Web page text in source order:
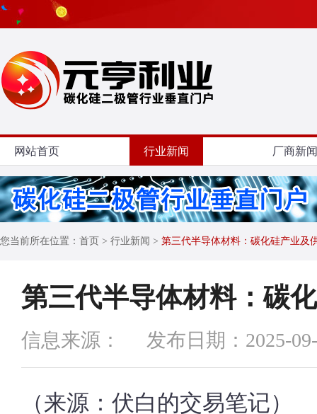
网站首页 行业新闻 厂商新
您当前所在位置： 首页 > 行业新闻 > 第三代半导体材料：碳化硅产业及
第三代半导体材料：碳
信息来源： 发布日期：2025-
（来源：伏白的交易笔记）